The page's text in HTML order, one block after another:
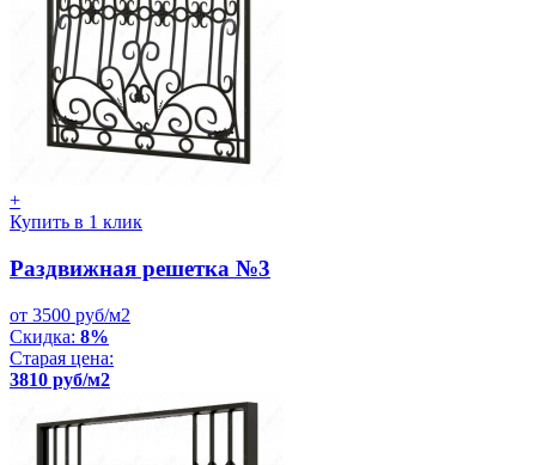
+
Купить в 1 клик
Раздвижная решетка №3
от 3500 руб/м2
Скидка: 8%
Старая цена:
3810 руб/м2